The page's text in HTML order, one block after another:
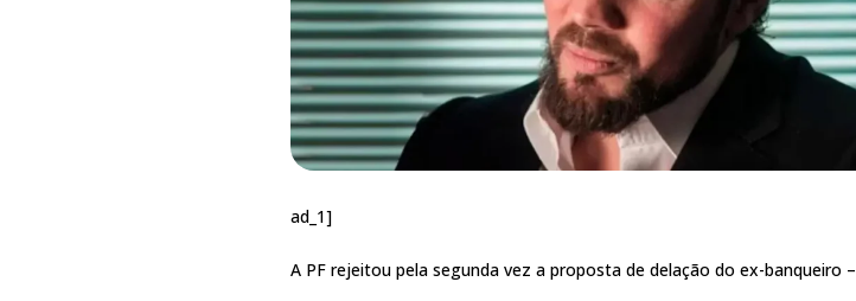
ad_1]
A PF rejeitou pela segunda vez a proposta de delação do ex-banqueiro –